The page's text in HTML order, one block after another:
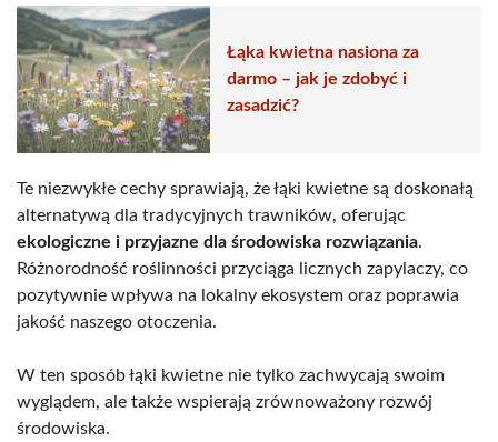
Łąka kwietna nasiona za
darmo – jak je zdobyć i
zasadzić?
Te niezwykłe cechy sprawiają, że łąki kwietne są doskonałą
alternatywą dla tradycyjnych trawników, oferując
ekologiczne i przyjazne dla środowiska rozwiązania.
Różnorodność roślinności przyciąga licznych zapylaczy, co
pozytywnie wpływa na lokalny ekosystem oraz poprawia
jakość naszego otoczenia.
W ten sposób łąki kwietne nie tylko zachwycają swoim
wyglądem, ale także wspierają zrównoważony rozwój
środowiska.